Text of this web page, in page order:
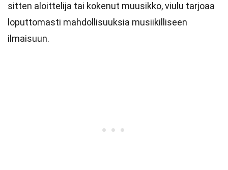
sitten aloittelija tai kokenut muusikko, viulu tarjoaa
loputtomasti mahdollisuuksia musiikilliseen
ilmaisuun.